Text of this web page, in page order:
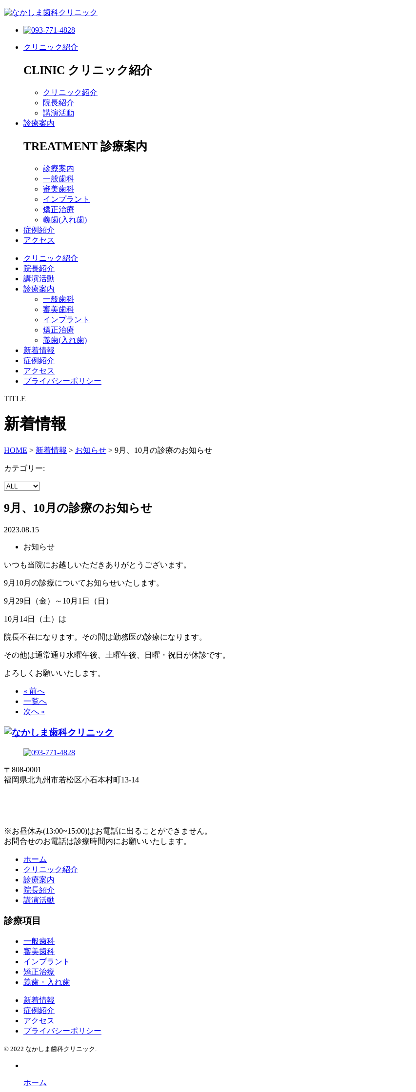
クリニック紹介
CLINIC クリニック紹介
クリニック紹介
院長紹介
講演活動
診療案内
TREATMENT 診療案内
診療案内
一般歯科
審美歯科
インプラント
矯正治療
義歯(入れ歯)
症例紹介
アクセス
クリニック紹介
院長紹介
講演活動
診療案内
一般歯科
審美歯科
インプラント
矯正治療
義歯(入れ歯)
新着情報
症例紹介
アクセス
プライバシーポリシー
TITLE
新着情報
HOME > 新着情報 > お知らせ > 9月、10月の診療のお知らせ
カテゴリー:
9月、10月の診療のお知らせ
2023.08.15
お知らせ
いつも当院にお越しいただきありがとうございます。
9月10月の診療についてお知らせいたします。
9月29日（金）～10月1日（日）
10月14日（土）は
院長不在になります。その間は勤務医の診療になります。
その他は通常通り水曜午後、土曜午後、日曜・祝日が休診です。
よろしくお願いいたします。
« 前へ
一覧へ
次へ »
〒808-0001
福岡県北九州市若松区小石本村町13-14
※お昼休み(13:00~15:00)はお電話に出ることができません。
お問合せのお電話は診療時間内にお願いいたします。
ホーム
クリニック紹介
診療案内
院長紹介
講演活動
診療項目
一般歯科
審美歯科
インプラント
矯正治療
義歯・入れ歯
新着情報
症例紹介
アクセス
プライバシーポリシー
© 2022 なかしま歯科クリニック.
ホーム